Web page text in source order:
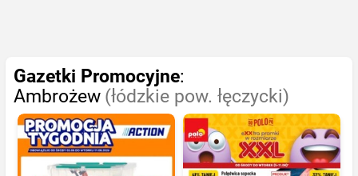
Gazetki Promocyjne:
Ambrożew (łódzkie pow. łęczycki)